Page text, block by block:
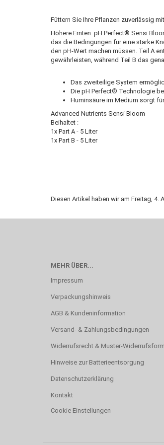
Füttern Sie Ihre Pflanzen zuverlässig
Höhere Ernten. pH Perfect® Sensi
das die Bedingungen für eine starke
den pH-Wert machen müssen. Teil A
gewährleisten, während Teil B das
Das zweiteilige System
Die pH Perfect® Technologie
Huminsäure im Medium sorgt
Advanced Nutrients Sensi Bloom
Beihaltet :
1x Part A - 5 Liter
1x Part B - 5 Liter
Diesen Artikel haben wir am Freitag,
MEHR ÜBER...
Impressum
Verpackungshinweis
AGB & Kundeninformation
Versand- & Zahlungsbedingungen
Widerrufsrecht & Muster-
Hinweise zur Batterieentsorgung
Datenschutzerklärung
Kontakt
Cookie Einstellungen